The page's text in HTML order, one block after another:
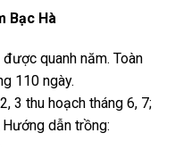
Bạc Hà
quanh năm. Toàn
110 ngày.
3 thu hoạch tháng 6, 7;
dẫn trồng: